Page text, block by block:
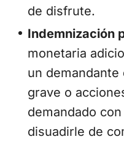
de disfrute.
Indemnización
monetaria
un
grave o
demandado
disuadirle de